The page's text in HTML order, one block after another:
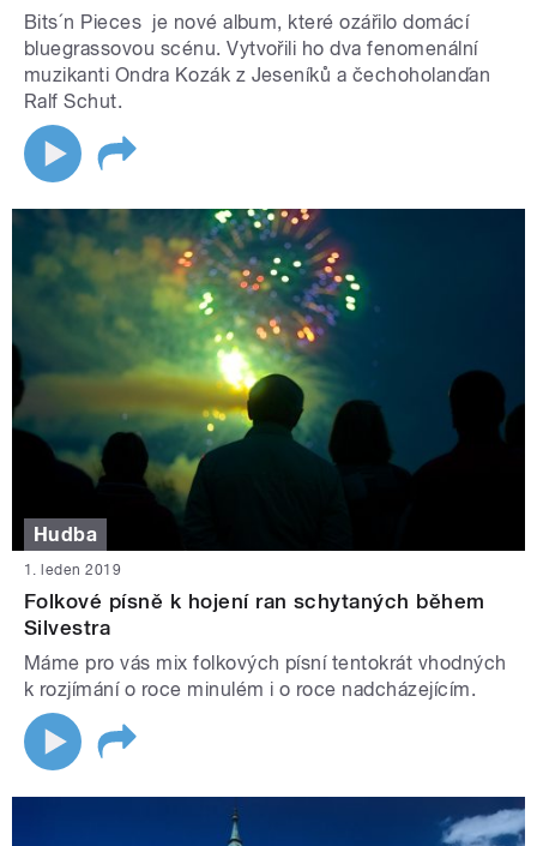
Bits´n Pieces je nové album, které ozářilo domácí
bluegrassovou scénu. Vytvořili ho dva fenomenální
muzikanti Ondra Kozák z Jeseníků a čechoholanďan
Ralf Schut.
Hudba
1. leden 2019
Folkové písně k hojení ran schytaných během
Silvestra
Máme pro vás mix folkových písní tentokrát vhodných
k rozjímání o roce minulém i o roce nadcházejícím.